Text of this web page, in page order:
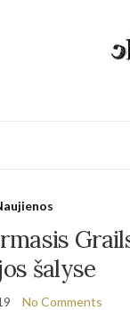
šalyse
No Comments